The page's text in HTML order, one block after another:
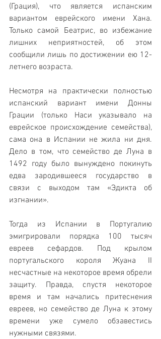
(Грация), что является испанским
вариантом еврейского имени Хана.
Только самой Беатрис, во избежание
лишних неприятностей, об этом
сообщили лишь по достижении ею 12-
летнего возраста.
Несмотря на практически полностью
испанский вариант имени Донны
Грации (только Наси указывало на
еврейское происхождение семейства),
сама она в Испании не жила ни дня.
Дело в том, что семейство де Луна в
1492 году было вынуждено покинуть
едва зародившееся государство в
связи с выходом там «Эдикта об
изгнании».
Тогда из Испании в Португалию
эмигрировали порядка 100 тысяч
евреев сефардов. Под крылом
португальского короля Жуана II
несчастные на некоторое время обрели
защиту. Правда, спустя некоторое
время и там начались притеснения
евреев, но семейство де Луна к этому
времени уже сумело обзавестись
нужными связями.